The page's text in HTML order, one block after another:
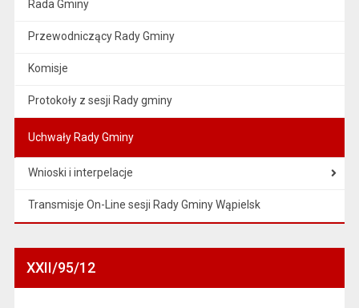
Rada Gminy
Przewodniczący Rady Gminy
Komisje
Protokoły z sesji Rady gminy
Uchwały Rady Gminy
Wnioski i interpelacje
Transmisje On-Line sesji Rady Gminy Wąpielsk
XXII/95/12